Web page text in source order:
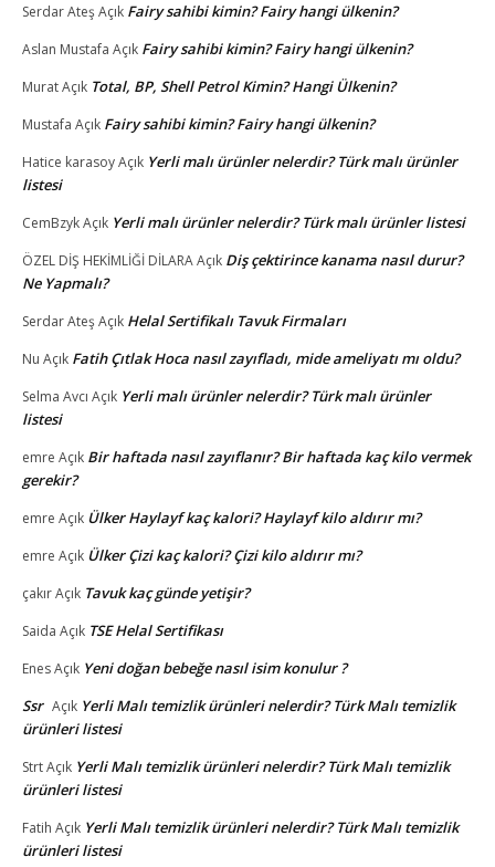
Serdar AteşAçık Fairy sahibi kimin? Fairy hangi ülkenin?
Aslan Mustafa Açık Fairy sahibi kimin? Fairy hangi ülkenin?
MuratAçık Total, BP, Shell Petrol Kimin? Hangi Ülkenin?
Mustafa Açık Fairy sahibi kimin? Fairy hangi ülkenin?
Hatice karasoyAçık Yerli malı ürünler nelerdir? Türk malı ürünler
listesi
CemBzykAçık Yerli malı ürünler nelerdir? Türk malı ürünler listesi
ÖZEL DİŞ HEKİMLİĞİ DİLARAAçık Diş çektirince kanama nasıl durur?
Ne Yapmalı?
Serdar AteşAçık Helal Sertifikalı Tavuk Firmaları
Nu Açık Fatih Çıtlak Hoca nasıl zayıfladı, mide ameliyatı mı oldu?
Selma Avcı Açık Yerli malı ürünler nelerdir? Türk malı ürünler
listesi
emre Açık Bir haftada nasıl zayıflanır? Bir haftada kaç kilo vermek
gerekir?
emre Açık Ülker Haylayf kaç kalori? Haylayf kilo aldırır mı?
emre Açık Ülker Çizi kaç kalori? Çizi kilo aldırır mı?
çakırAçık Tavuk kaç günde yetişir?
Saida Açık TSE Helal Sertifikası
EnesAçık Yeni doğan bebeğe nasıl isim konulur ?
Ssr Açık Yerli Malı temizlik ürünleri nelerdir? Türk Malı temizlik
ürünleri listesi
StrtAçık Yerli Malı temizlik ürünleri nelerdir? Türk Malı temizlik
ürünleri listesi
Fatih Açık Yerli Malı temizlik ürünleri nelerdir? Türk Malı temizlik
ürünleri listesi